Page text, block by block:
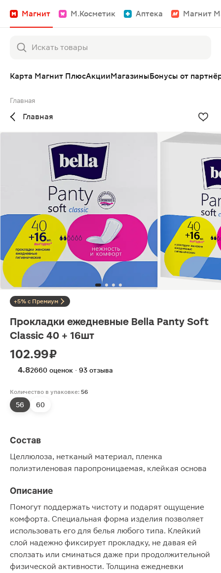
Магнит М.Косметик Аптека Магнит
Карта Магнит ПлюсАкцииМагазиныБонусы от
Главная
Главная
+5% с Премиум
Прокладки ежедневные Bella Panty Soft
Classic 40 + 16шт
102.99 ₽
4.82660 оценок · 93 отзыва
Количество в упаковке: 56
56 60
Состав
Целлюлоза, нетканый материал, пленка
полиэтиленовая паропроницаемая, клейкая основа
Описание
Помогут поддержать чистоту и подарят ощущение
комфорта. Специальная форма изделия позволяет
использовать его для белья любого типа. Клейкий
слой надежно фиксирует прокладку, не давая ей
сползать или сминаться даже при продолжительной
физической активности. Толщина ежедневки